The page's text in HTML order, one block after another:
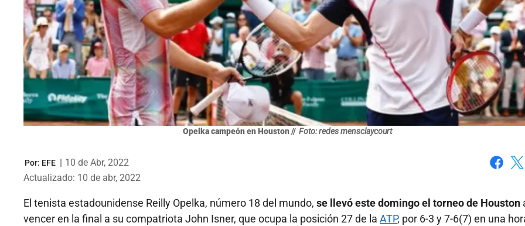
Opelka campeón en Houston // Foto: redes mensclaycourt
Por: EFE | 10 de Abr, 2022
Actualizado: 10 de abr, 2022
El tenista estadounidense Reilly Opelka, número 18 del mundo, se llevó este domingo el torneo de Houston
vencer en la final a su compatriota John Isner, que ocupa la posición 27 de la ATP, por 6-3 y 7-6(7) en una